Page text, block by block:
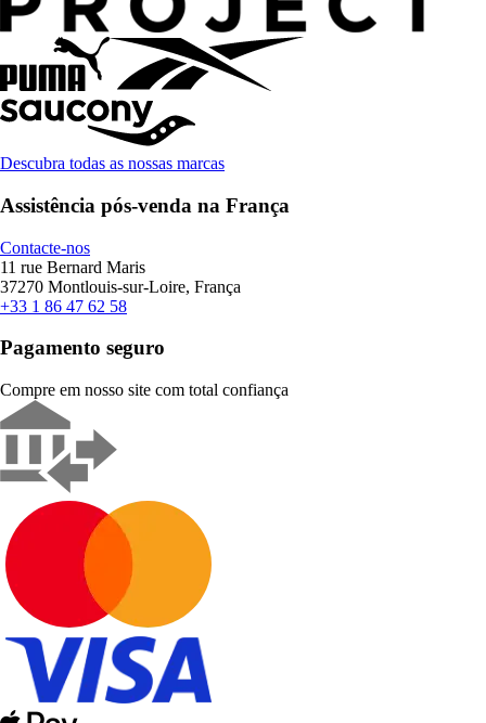
Descubra todas as nossas marcas
Assistência pós-venda na França
Contacte-nos
11 rue Bernard Maris
37270 Montlouis-sur-Loire, França
+33 1 86 47 62 58
Pagamento seguro
Compre em nosso site com total confiança